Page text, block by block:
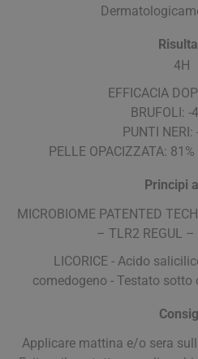
4H
EFFICACIA
BRUFOLI: -
PUNTI
PELLE OPACIZZATA:
Principi
MICROBIOME PATENTED
– TLR2 REGUL –
LICORICE - Acido
comedogeno - Testato
Applicare mattina e/o sera